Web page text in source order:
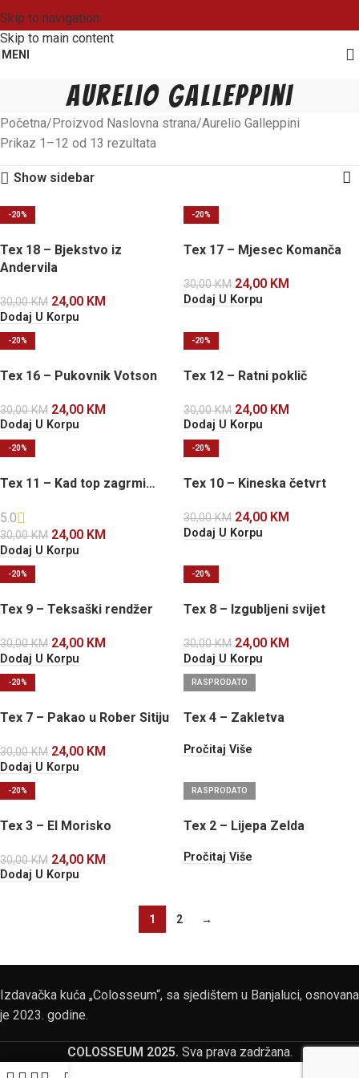
Skip to navigation
Skip to main content
MENI
Aurelio Galleppini
Početna Proizvod Naslovna strana Aurelio Galleppini
Prikaz 1–12 od 13 rezultata
Show sidebar
-20%
Tex 18 – Bjekstvo iz
Andervila
30,00KM 24,00 KM
Dodaj U Korpu
-20%
Tex 17 – Mjesec Komanča
30,00KM 24,00 KM
Dodaj U Korpu
-20%
Tex 16 – Pukovnik Votson
30,00KM 24,00 KM
Dodaj U Korpu
-20%
Tex 12 – Ratni poklič
30,00KM 24,00 KM
Dodaj U Korpu
-20%
Tex 11 – Kad top zagrmi…
5.0
30,00KM 24,00 KM
Dodaj U Korpu
-20%
Tex 10 – Kineska četvrt
30,00KM 24,00 KM
Dodaj U Korpu
-20%
Tex 9 – Teksaški rendžer
30,00KM 24,00 KM
Dodaj U Korpu
-20%
Tex 8 – Izgubljeni svijet
30,00KM 24,00 KM
Dodaj U Korpu
-20%
Tex 7 – Pakao u Rober Sitiju
30,00KM 24,00 KM
Dodaj U Korpu
RASPRODATO
Tex 4 – Zakletva
Pročitaj Više
-20%
Tex 3 – El Morisko
30,00KM 24,00 KM
Dodaj U Korpu
RASPRODATO
Tex 2 – Lijepa Zelda
Pročitaj Više
1 2 →
Izdavačka kuća „Colosseum“, sa sjedištem u Banjaluci, osnovana
je 2023. godine.
COLOSSEUM 2025. Sva prava zadržana.